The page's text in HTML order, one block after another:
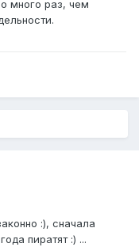
много раз, чем
:), сначала
пиратят :) ...